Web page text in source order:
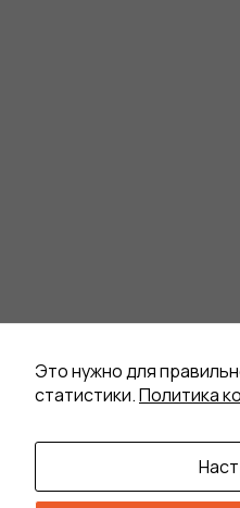
Это нужно для
статистики.Политика